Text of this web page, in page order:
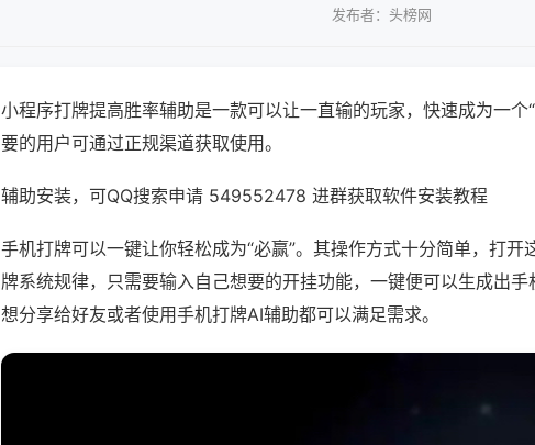
发布者：头榜网
小程序打牌提高胜率辅助是一款可以让一直输的玩家，快速成为一个
要的用户可通过正规渠道获取使用。
辅助安装，可QQ搜索申请 549552478 进群获取软件安装教程
手机打牌可以一键让你轻松成为“必赢”。其操作方式十分简单，打开
牌系统规律，只需要输入自己想要的开挂功能，一键便可以生成出
想分享给好友或者使用手机打牌AI辅助都可以满足需求。